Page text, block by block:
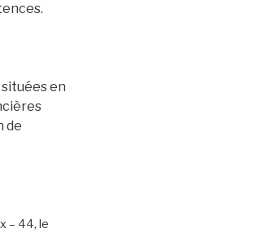
en
de
– 44, le